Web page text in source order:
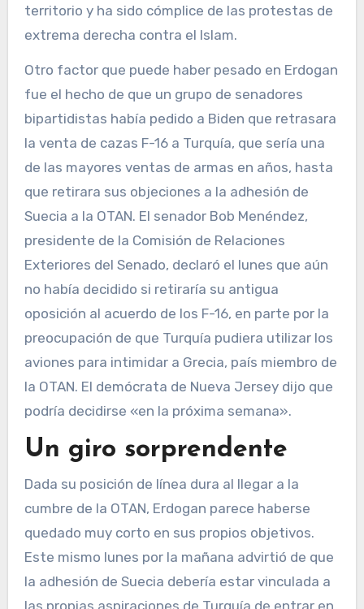
territorio y ha sido cómplice de las protestas de
extrema derecha contra el Islam.
Otro factor que puede haber pesado en Erdogan
fue el hecho de que un grupo de senadores
bipartidistas había pedido a Biden que retrasara
la venta de cazas F-16 a Turquía, que sería una
de las mayores ventas de armas en años, hasta
que retirara sus objeciones a la adhesión de
Suecia a la OTAN. El senador Bob Menéndez,
presidente de la Comisión de Relaciones
Exteriores del Senado, declaró el lunes que aún
no había decidido si retiraría su antigua
oposición al acuerdo de los F-16, en parte por la
preocupación de que Turquía pudiera utilizar los
aviones para intimidar a Grecia, país miembro de
la OTAN. El demócrata de Nueva Jersey dijo que
podría decidirse «en la próxima semana».
Un giro sorprendente
Dada su posición de línea dura al llegar a la
cumbre de la OTAN, Erdogan parece haberse
quedado muy corto en sus propios objetivos.
Este mismo lunes por la mañana advirtió de que
la adhesión de Suecia debería estar vinculada a